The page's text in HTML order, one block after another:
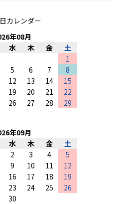
カレンダー
年08月
水 木 金
土
1
5 6 7
8
12 13 14
15
19 20 21
22
26 27 28
29
年09月
水 木 金
土
2 3 4
5
9 10 11
12
16 17 18
19
23 24 25
26
30